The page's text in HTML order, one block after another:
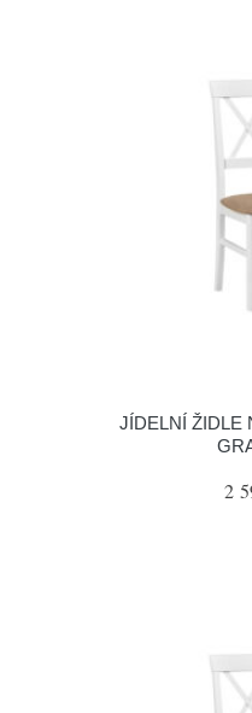
JÍDELNÍ ŽIDLE
2